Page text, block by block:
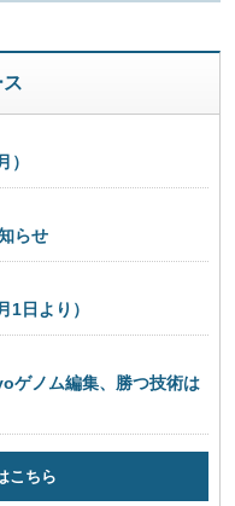
らせ
1日より）
ゲノム編集、勝つ技術は
こちら